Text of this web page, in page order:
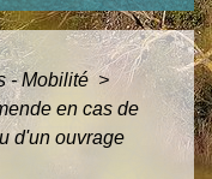
- Mobilité >
en cas de
d'un ouvrage